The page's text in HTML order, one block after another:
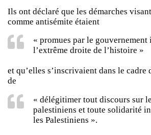
Ils ont déclaré que les démarches
comme antisémite étaient
« promues par le
l’extrême droite de l’histoire »
et qu’elles s’inscrivaient dans le cadre
de
« délégitimer tout discours sur
palestiniens et toute solidarité
les Palestiniens ».